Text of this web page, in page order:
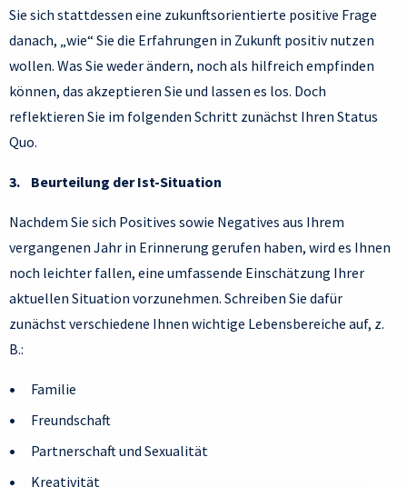
Sie sich stattdessen eine zukunftsorientierte positive Frage
danach, „wie“ Sie die Erfahrungen in Zukunft positiv nutzen
wollen. Was Sie weder ändern, noch als hilfreich empfinden
können, das akzeptieren Sie und lassen es los. Doch
reflektieren Sie im folgenden Schritt zunächst Ihren Status
Quo.
3. Beurteilung der Ist-Situation
Nachdem Sie sich Positives sowie Negatives aus Ihrem
vergangenen Jahr in Erinnerung gerufen haben, wird es Ihnen
noch leichter fallen, eine umfassende Einschätzung Ihrer
aktuellen Situation vorzunehmen. Schreiben Sie dafür
zunächst verschiedene Ihnen wichtige Lebensbereiche auf, z.
B.:
Familie
Freundschaft
Partnerschaft und Sexualität
Kreativität